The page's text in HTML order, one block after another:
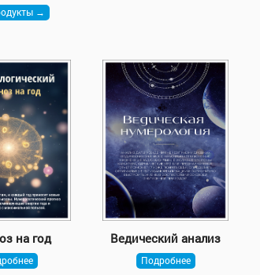
→
на год Ведический анализ
Подробнее